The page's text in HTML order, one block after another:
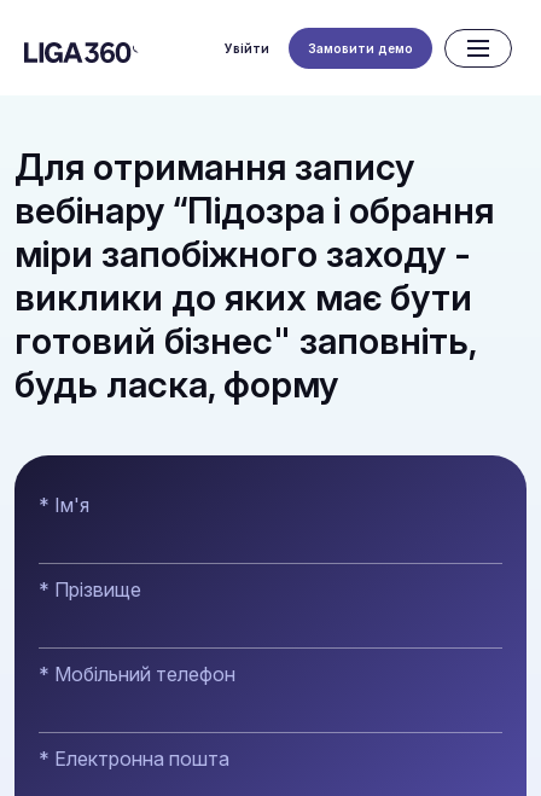
Увійти Замовити демо
Для отримання запису
вебінару “Підозра і обрання
міри запобіжного заходу -
виклики до яких має бути
готовий бізнес" заповніть,
будь ласка, форму
* Ім'я
* Прізвище
* Мобільний телефон
* Електронна пошта